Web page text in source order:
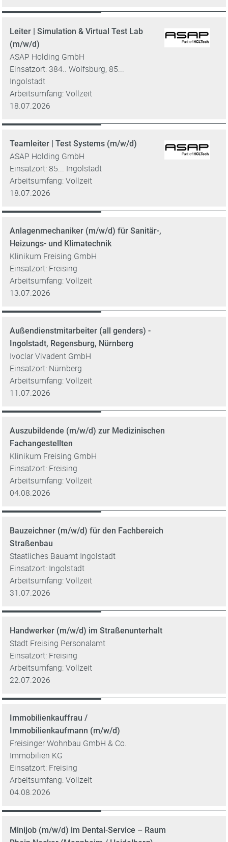
Leiter | Simulation & Virtual Test Lab
(m/w/d)
ASAP Holding GmbH
Einsatzort: 384.. Wolfsburg, 85...
Ingolstadt
Arbeitsumfang: Vollzeit
18.07.2026
Teamleiter | Test Systems (m/w/d)
ASAP Holding GmbH
Einsatzort: 85... Ingolstadt
Arbeitsumfang: Vollzeit
18.07.2026
Anlagenmechaniker (m/w/d) für Sanitär-,
Heizungs- und Klimatechnik
Klinikum Freising GmbH
Einsatzort: Freising
Arbeitsumfang: Vollzeit
13.07.2026
Außendienstmitarbeiter (all genders) -
Ingolstadt, Regensburg, Nürnberg
Ivoclar Vivadent GmbH
Einsatzort: Nürnberg
Arbeitsumfang: Vollzeit
11.07.2026
Auszubildende (m/w/d) zur Medizinischen
Fachangestellten
Klinikum Freising GmbH
Einsatzort: Freising
Arbeitsumfang: Vollzeit
04.08.2026
Bauzeichner (m/w/d) für den Fachbereich
Straßenbau
Staatliches Bauamt Ingolstadt
Einsatzort: Ingolstadt
Arbeitsumfang: Vollzeit
31.07.2026
Handwerker (m/w/d) im Straßenunterhalt
Stadt Freising Personalamt
Einsatzort: Freising
Arbeitsumfang: Vollzeit
22.07.2026
Immobilienkauffrau /
Immobilienkaufmann (m/w/d)
Freisinger Wohnbau GmbH & Co.
Immobilien KG
Einsatzort: Freising
Arbeitsumfang: Vollzeit
04.08.2026
Minijob (m/w/d) im Dental-Service – Raum